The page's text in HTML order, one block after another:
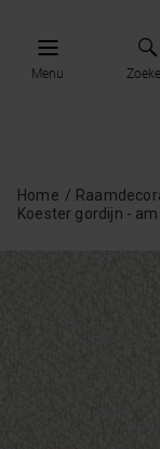
Menu
Home
Koester gordijn -